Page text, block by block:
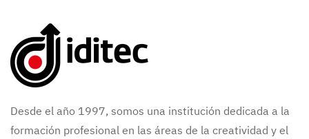
Desde el año 1997, somos una institución dedicada a la
formación profesional en las áreas de la creatividad y el